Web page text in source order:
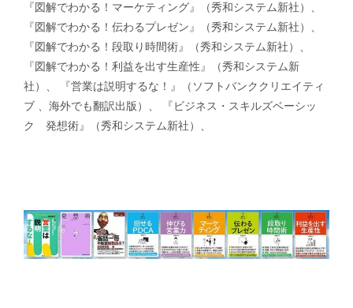
『図解でわかる！マーケティング』（秀和システム新社）、
『図解でわかる！伝わるプレゼン』（秀和システム新社）、
『図解でわかる！段取り時間術』（秀和システム新社）、
『図解でわかる！利益を出す生産性』（秀和システム新
社）、 『営業は説明するな！』（ソフトバンククリエイティ
ブ 、海外でも翻訳出版）、 『ビジネス・スキルズベーシッ
ク 発想術』（秀和システム新社）、